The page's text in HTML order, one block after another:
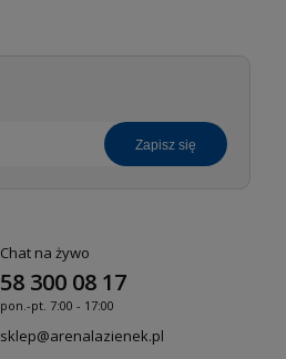
zapisz się
Chat na żywo
58 300 08 17
pon.-pt. 7:00 - 17:00
sklep@arenalazienek.pl